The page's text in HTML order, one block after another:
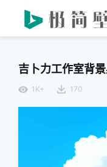
吉卜力工作室背
1K+ 170